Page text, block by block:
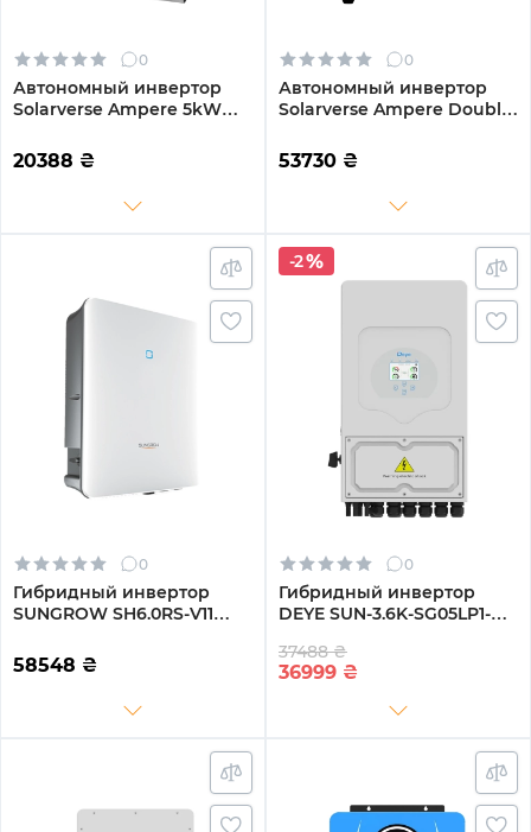
0
Автономный инвертор
Solarverse Ampere 5kW
Однофазный (SV5048A)
20388 ₴
0
Автономный инвертор
Solarverse Ampere Double
Однофазный (SV8048AD)
53730 ₴
0
Гибридный инвертор
SUNGROW SH6.0RS-V11
Однофазный (ASH00099)
58548 ₴
-2
0
Гибридный инвертор
DEYE SUN-3.6K-SG05LP1-
2 MPPT 220V Однофазный
(SUN-3.6K-SG05LP1-EU-AM2-
37488 ₴
36999 ₴